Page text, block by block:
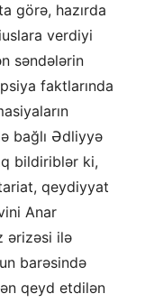
görə, hazırda
verdiyi
səndələrin
faktlarında
bağlı Ədliyyə
bildiriblər ki,
qeydiyyat
Anar
ərizəsi ilə
barəsində
qeyd etdilən